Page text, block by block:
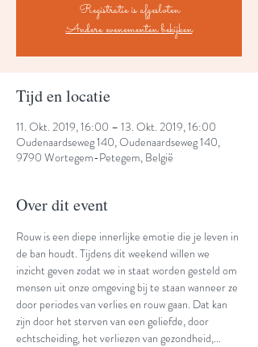
Registratie is afgesloten
Andere evenementen bekijken
Tijd en locatie
11. Okt. 2019, 16:00 – 13. Okt. 2019, 16:00
Oudenaardseweg 140, Oudenaardseweg 140,
9790 Wortegem-Petegem, België
Over dit event
Rouw is een diepe innerlijke emotie die je leven in
de ban houdt. Tijdens dit weekend willen we
inzicht geven zodat we in staat worden gesteld om
mensen uit onze omgeving bij te staan wanneer ze
door periodes van verlies en rouw gaan. Dat kan
zijn door het sterven van een geliefde, door
echtscheiding, het verliezen van gezondheid,...